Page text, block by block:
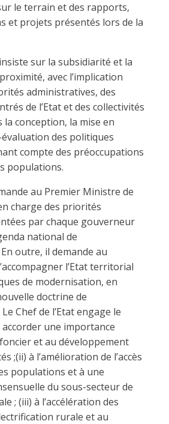
le terrain et des rapports,
et projets présentés lors de la
sur la subsidiarité et la
avec l’implication
administratives, des
de l’Etat et des collectivités
conception, la mise en
des politiques
compte des préoccupations
populations.
au Premier Ministre de
charge des priorités
par chaque gouverneur
national de
outre, il demande au
l’Etat territorial
de modernisation, en
doctrine de
Chef de l’Etat engage le
une importance
et au développement
;(ii) à l’amélioration de l’accès
populations et à une
du sous-secteur de
; (iii) à l’accélération des
rurale et au